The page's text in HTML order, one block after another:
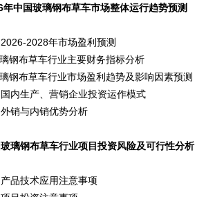
中国玻璃钢布草车市场整体运行趋势预测
2028年市场盈利预测
草车行业主要财务指标分析
草车行业市场盈利趋势及影响因素预测
生产、营销企业投资运作模式
与内销优势分析
璃钢布草车行业项目投资风险及可行性分析
技术应用注意事项